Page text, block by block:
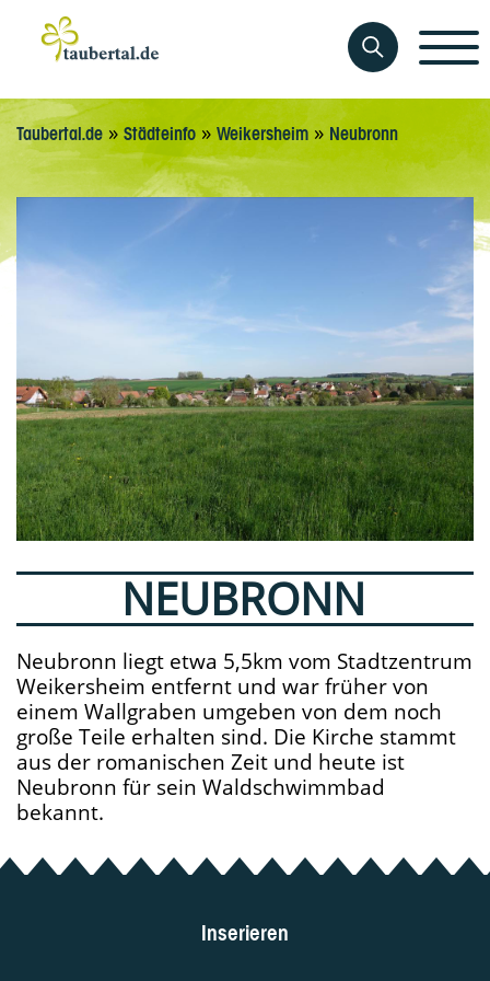
Taubertal.de »Städteinfo » Weikersheim » Neubronn
NEUBRONN
Neubronn liegt etwa 5,5km vom Stadtzentrum
Weikersheim entfernt und war früher von
einem Wallgraben umgeben von dem noch
große Teile erhalten sind. Die Kirche stammt
aus der romanischen Zeit und heute ist
Neubronn für sein Waldschwimmbad
bekannt.
Inserieren